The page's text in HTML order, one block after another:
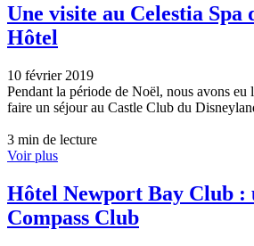
Une visite au Celestia Spa
Hôtel
10 février 2019
Pendant la période de Noël, nous avons eu
faire un séjour au Castle Club du
3 min de lecture
Voir plus
Hôtel Newport Bay Club :
Compass Club